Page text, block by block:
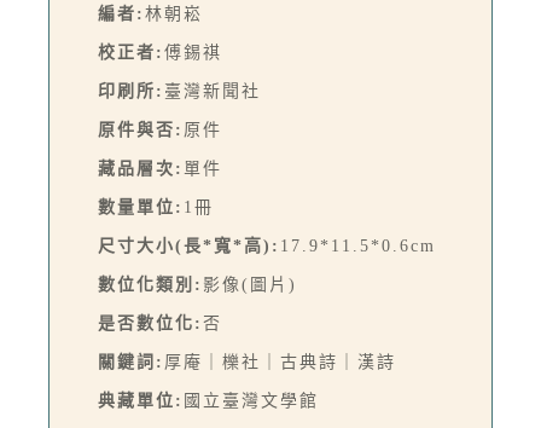
編者: 林朝崧
校正者: 傅錫祺
印刷所: 臺灣新聞社
原件與否: 原件
藏品層次: 單件
數量單位: 1冊
尺寸大小(長*寬*高): 17.9*11.5*0.6cm
數位化類別: 影像(圖片)
是否數位化: 否
關鍵詞: 厚庵｜櫟社｜古典詩｜漢詩
典藏單位: 國立臺灣文學館